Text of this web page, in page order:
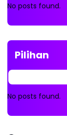
No posts found.
Pilihan
No posts found.